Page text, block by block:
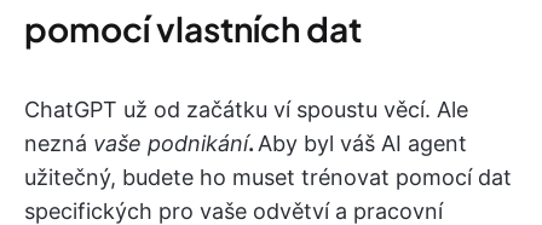
pomocí vlastních dat
ChatGPT už od začátku ví spoustu věcí. Ale
nezná vaše podnikání. Aby byl váš AI agent
užitečný, budete ho muset trénovat pomocí dat
specifických pro vaše odvětví a pracovní